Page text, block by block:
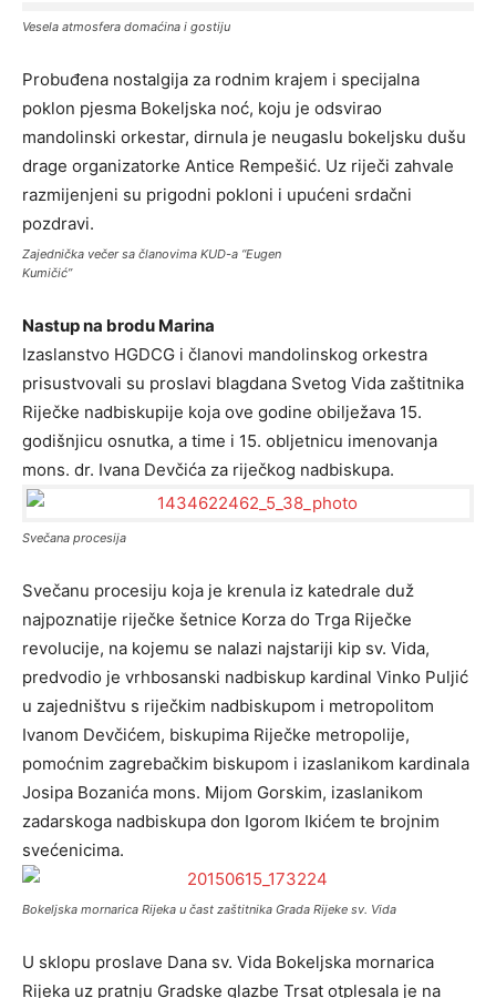
Vesela atmosfera domaćina i gostiju
Probuđena nostalgija za rodnim krajem i specijalna
poklon pjesma Bokeljska noć, koju je odsvirao
mandolinski orkestar, dirnula je neugaslu bokeljsku dušu
drage organizatorke Antice Rempešić. Uz riječi zahvale
razmijenjeni su prigodni pokloni i upućeni srdačni
pozdravi.
Zajednička večer sa članovima KUD-a “Eugen
Kumičić”
Nastup na brodu Marina
Izaslanstvo HGDCG i članovi mandolinskog orkestra
prisustvovali su proslavi blagdana Svetog Vida zaštitnika
Riječke nadbiskupije koja ove godine obilježava 15.
godišnjicu osnutka, a time i 15. obljetnicu imenovanja
mons. dr. Ivana Devčića za riječkog nadbiskupa.
Svečana procesija
Svečanu procesiju koja je krenula iz katedrale duž
najpoznatije riječke šetnice Korza do Trga Riječke
revolucije, na kojemu se nalazi najstariji kip sv. Vida,
predvodio je vrhbosanski nadbiskup kardinal Vinko Puljić
u zajedništvu s riječkim nadbiskupom i metropolitom
Ivanom Devčićem, biskupima Riječke metropolije,
pomoćnim zagrebačkim biskupom i izaslanikom kardinala
Josipa Bozanića mons. Mijom Gorskim, izaslanikom
zadarskoga nadbiskupa don Igorom Ikićem te brojnim
svećenicima.
Bokeljska mornarica Rijeka u čast zaštitnika Grada Rijeke sv. Vida
U sklopu proslave Dana sv. Vida Bokeljska mornarica
Rijeka uz pratnju Gradske glazbe Trsat otplesala je na